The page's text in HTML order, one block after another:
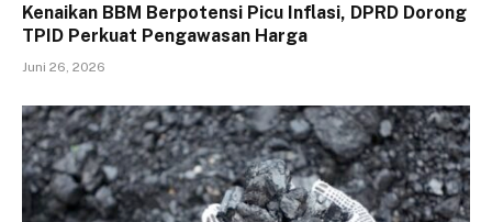
Kenaikan BBM Berpotensi Picu Inflasi, DPRD Dorong
TPID Perkuat Pengawasan Harga
Juni 26, 2026